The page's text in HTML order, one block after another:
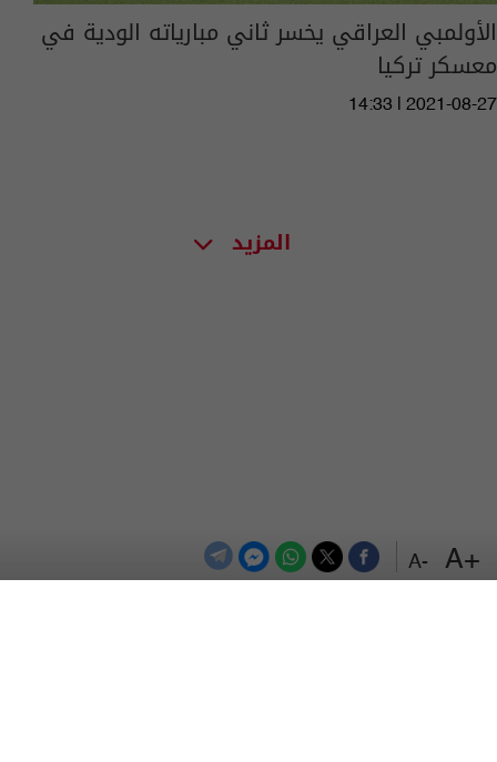
+A
-A
الأولمبي العراقي يخسر ثاني مبارياته الودية في
معسكر تركيا
14:33 | 2021-08-27
المزيد